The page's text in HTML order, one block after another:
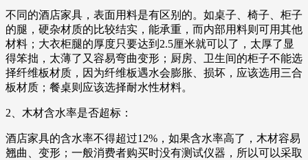
不同的酒店家具，表面用料是有区别的。如桌子、椅子、柜子
的腿，硬杂材质的比较结实，能承重，而内部用料则可用其他
材料；大衣柜腿的厚度只要达到2.5厘米就可以了，太厚了显
得笨拙，太薄了又容易弯曲变形；厨房、卫生间的柜子不能选
择纤维板材质，因为纤维板遇水会膨胀、损坏，应该选用三合
板材质；餐桌则应该选择耐水性材料。
2、木材含水率是否超标：
酒店家具的含水率不得超过12%，如果含水率高了，木材容易
翘曲、变形；一般消费者购买时没有测试仪器，所以可以采取